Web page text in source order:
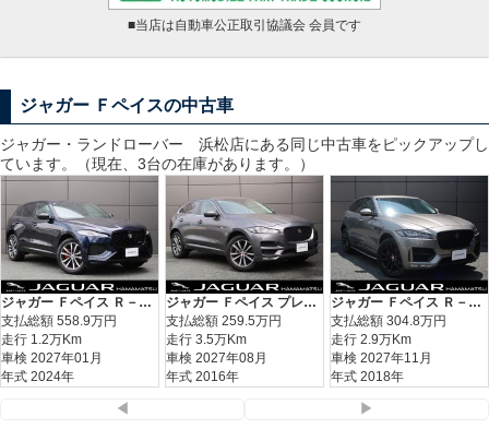
■当店は自動車公正取引協議会 会員です
ジャガー Ｆペイスの中古車
ジャガー・ランドローバー 浜松店にある同じ中古車をピックアップし
ています。（現在、3台の在庫があります。）
ジャガー Ｆペイス Ｒ－ダイナミック ＳＥ Ｄ２００
支払総額 558.9万円
走行 1.2万Km
車検 2027年01月
年式 2024年
ジャガー Ｆペイス プレステージ
支払総額 259.5万円
走行 3.5万Km
車検 2027年08月
年式 2016年
ジャガー Ｆペイス Ｒ－スポーツ
支払総額 304.8万円
走行 2.9万Km
車検 2027年11月
年式 2018年
◀ ▶